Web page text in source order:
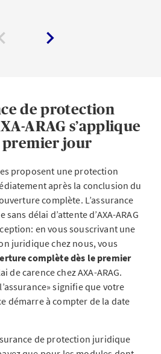
de protection
ARAG s’applique
premier jour
proposent une protection
après la conclusion du
complète. L’assurance
délai d’attente d’AXA-ARAG
en vous souscrivant une
juridique chez nous, vous
complète dès le premier
de carence chez AXA-ARAG.
signifie que votre
démarre à compter de la date
de protection juridique